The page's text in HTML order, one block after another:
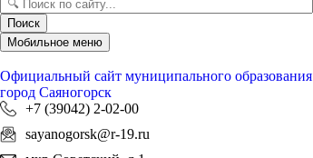
Поиск
Мобильное меню
Официальный сайт муниципального образования
город Саяногорск
+7 (39042) 2-02-00
sayanogorsk@r-19.ru